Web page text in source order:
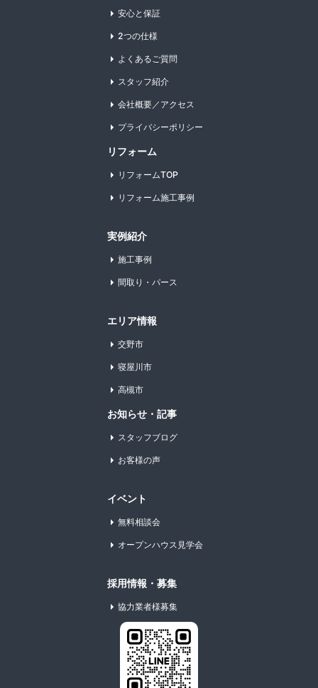
安心と保証
2つの仕様
よくあるご質問
スタッフ紹介
会社概要／アクセス
プライバシーポリシー
リフォーム
リフォームTOP
リフォーム施工事例
実例紹介
施工事例
間取り・パース
エリア情報
交野市
寝屋川市
高槻市
お知らせ・記事
スタッフブログ
お客様の声
イベント
無料相談会
オープンハウス見学会
採用情報・募集
協力業者様募集